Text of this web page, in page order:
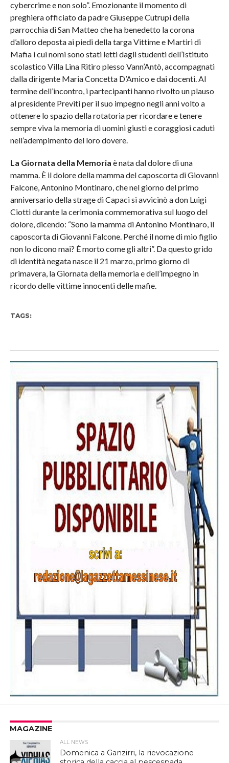
cybercrime e non solo”. Emozionante il momento di
preghiera officiato da padre Giuseppe Cutrupi della
parrocchia di San Matteo che ha benedetto la corona
d’alloro deposta ai piedi della targa Vittime e Martiri di
Mafia i cui nomi sono stati letti dagli studenti dell’Istituto
scolastico Villa Lina Ritiro plesso Vann’Antò, accompagnati
dalla dirigente Maria Concetta D’Amico e dai docenti. Al
termine dell’incontro, i partecipanti hanno rivolto un plauso
al presidente Previti per il suo impegno negli anni volto a
ottenere lo spazio della rotatoria per ricordare e tenere
sempre viva la memoria di uomini giusti e coraggiosi caduti
nell’adempimento del loro dovere.
La Giornata della Memoria è nata dal dolore di una
mamma. È il dolore della mamma del caposcorta di Giovanni
Falcone, Antonino Montinaro, che nel giorno del primo
anniversario della strage di Capaci si avvicinò a don Luigi
Ciotti durante la cerimonia commemorativa sul luogo del
dolore, dicendo: “Sono la mamma di Antonino Montinaro, il
caposcorta di Giovanni Falcone. Perché il nome di mio figlio
non lo dicono mai? È morto come gli altri”. Da questo grido
di identità negata nasce il 21 marzo, primo giorno di
primavera, la Giornata della memoria e dell’impegno in
ricordo delle vittime innocenti delle mafie.
TAGS:
MAGAZINE
ALL NEWS
Domenica a Ganzirri, la rievocazione